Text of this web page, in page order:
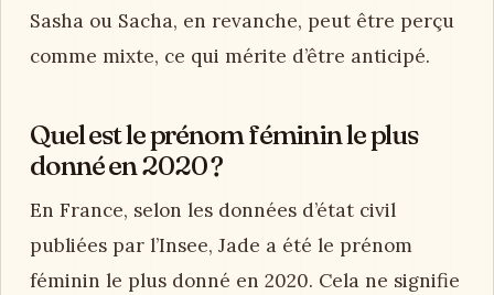
Sasha ou Sacha, en revanche, peut être perçu
comme mixte, ce qui mérite d’être anticipé.
Quel est le prénom féminin le plus
donné en 2020 ?
En France, selon les données d’état civil
publiées par l’Insee, Jade a été le prénom
féminin le plus donné en 2020. Cela ne signifie